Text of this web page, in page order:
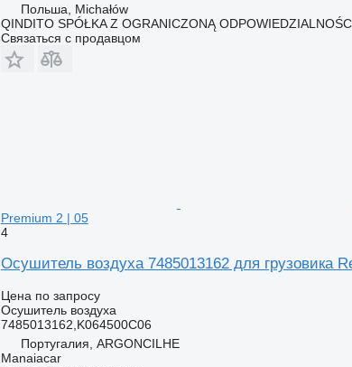
Польша, Michałów
QINDITO SPÓŁKA Z OGRANICZONĄ
Связаться с продавцом
Premium 2 | 05
4
Осушитель воздуха 7485013162 для грузовика
Цена по запросу
Осушитель воздуха
7485013162,K064500C06
Португалия, ARGONCILHE
Manaiacar